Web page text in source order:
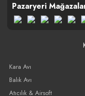
Pazaryeri
Kara Avı
Balık Avı
Atıcılık & Airsoft